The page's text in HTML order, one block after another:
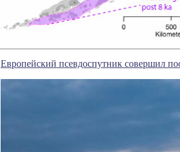
Европейский псевдоспутник совершил